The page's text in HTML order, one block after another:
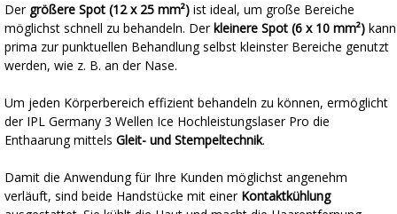
Der größere Spot (12 x 25 mm²) ist ideal, um große Bereiche
möglichst schnell zu behandeln. Der kleinere Spot (6 x 10 mm²) kann
prima zur punktuellen Behandlung selbst kleinster Bereiche genutzt
werden, wie z. B. an der Nase.
Um jeden Körperbereich effizient behandeln zu können, ermöglicht
der IPL Germany 3 Wellen Ice Hochleistungslaser Pro die
Enthaarung mittels Gleit- und Stempeltechnik.
Damit die Anwendung für Ihre Kunden möglichst angenehm
verläuft, sind beide Handstücke mit einer Kontaktkühlung